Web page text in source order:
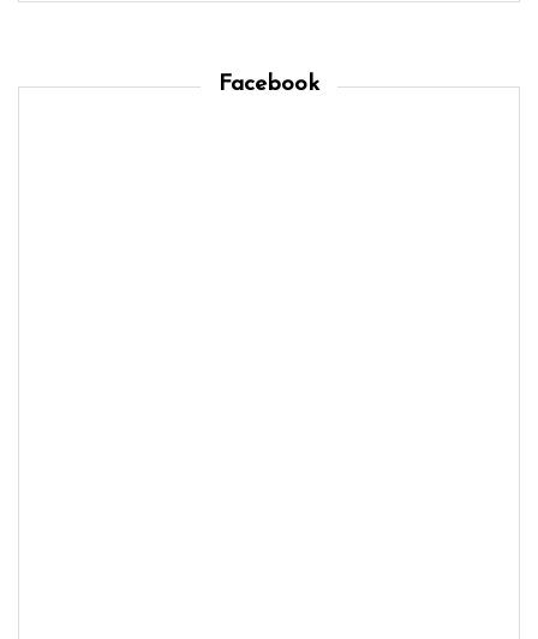
Facebook